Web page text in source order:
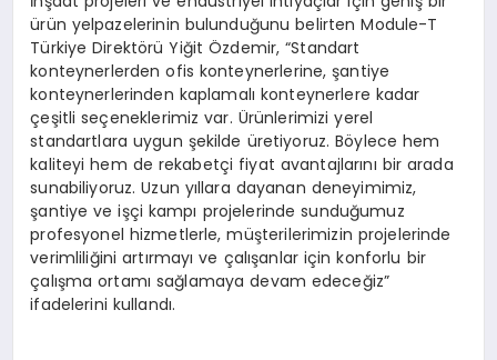
ürün yelpazelerinin bulunduğunu belirten Module-T
Türkiye Direktörü Yiğit Özdemir, “Standart
konteynerlerden ofis konteynerlerine, şantiye
konteynerlerinden kaplamalı konteynerlere kadar
çeşitli seçeneklerimiz var. Ürünlerimizi yerel
standartlara uygun şekilde üretiyoruz. Böylece hem
kaliteyi hem de rekabetçi fiyat avantajlarını bir arada
sunabiliyoruz. Uzun yıllara dayanan deneyimimiz,
şantiye ve işçi kampı projelerinde sunduğumuz
profesyonel hizmetlerle, müşterilerimizin projelerinde
verimliliğini artırmayı ve çalışanlar için konforlu bir
çalışma ortamı sağlamaya devam edeceğiz”
ifadelerini kullandı.